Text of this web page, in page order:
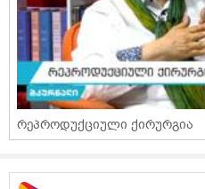
რეპროდუქციული ქირურგია